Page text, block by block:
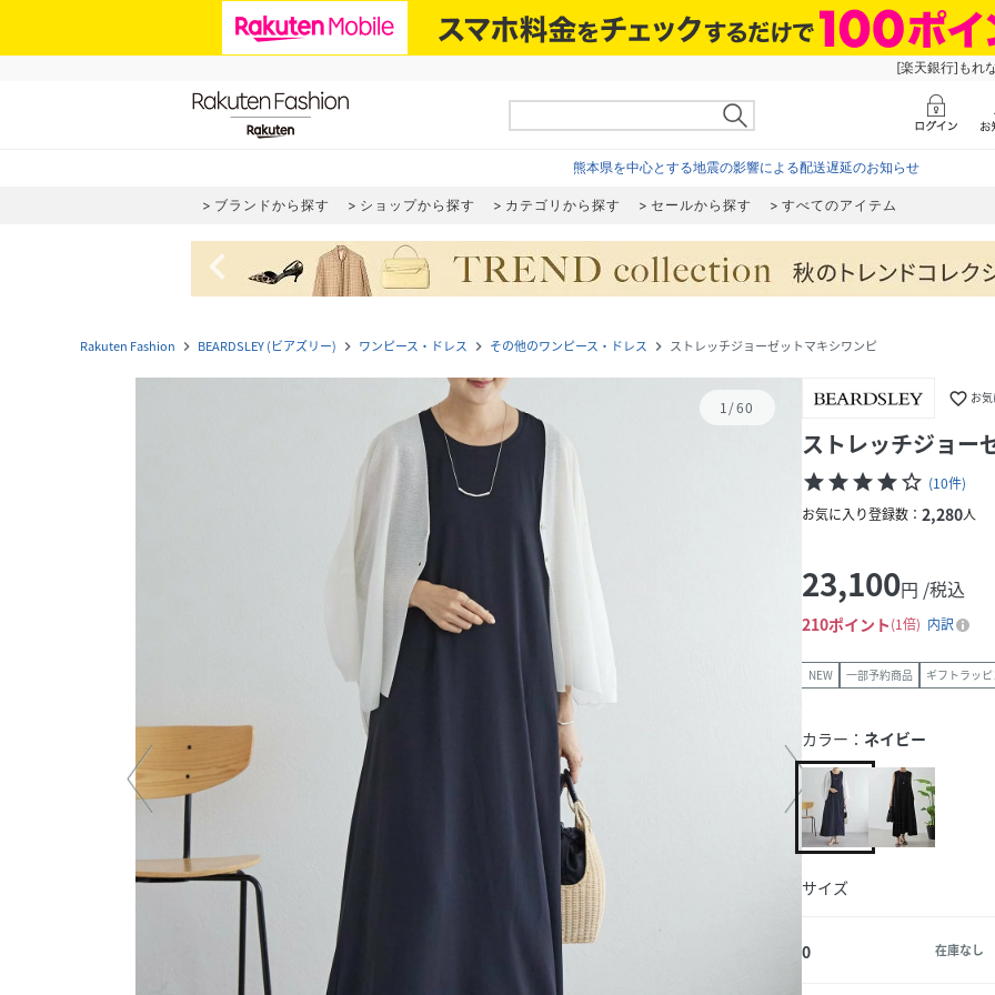
[楽天銀行]もれ
熊本県を中心とする地震の影響による配送遅延のお知らせ
ブランドから探す ショップから探す カテゴリから探す セールから探す すべてのアイテム
navigate_before
Rakuten Fashion navigate_next BEARDSLEY (ビアズリー) navigate_next ワンピース・ドレス navigate_next その他のワンピース・ドレス navigate_next ストレッチジョーゼットマキシワンピ
1/60 favorite_border お
ストレッチジョー
starstarstarstarstar_border (10件)
お気に入り登録数： 2,280人
23,100円 /税込
210ポイント 1倍 内訳
NEW 一部予約商品 ギフトラッ
カラー： ネイビー
サイズ
0 在庫なし